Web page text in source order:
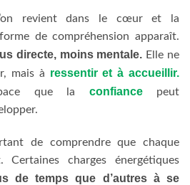
revient dans le cœur et la
de compréhension apparaît.
directe, moins mentale. Elle ne
mais à ressentir et à accueillir.
que la confiance
peut
de comprendre que chaque
charges énergétiques
de temps que d’autres à se